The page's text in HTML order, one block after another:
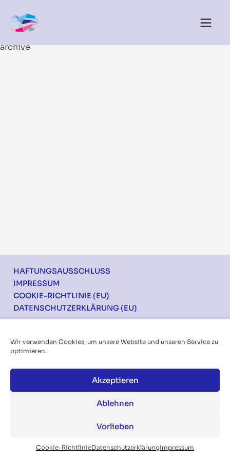
Wir verwenden Cookies, um unsere Website und unseren Service zu
optimieren.
Akzeptieren
Ablehnen
Vorlieben
Cookie-RichtlinieDatenschutzerklärungImpressum
archive
Footer
HAFTUNGSAUSSCHLUSS
IMPRESSUM
COOKIE-RICHTLINIE (EU)
DATENSCHUTZERKLÄRUNG (EU)
Ich möchte über die Konferenzen informiert
werden